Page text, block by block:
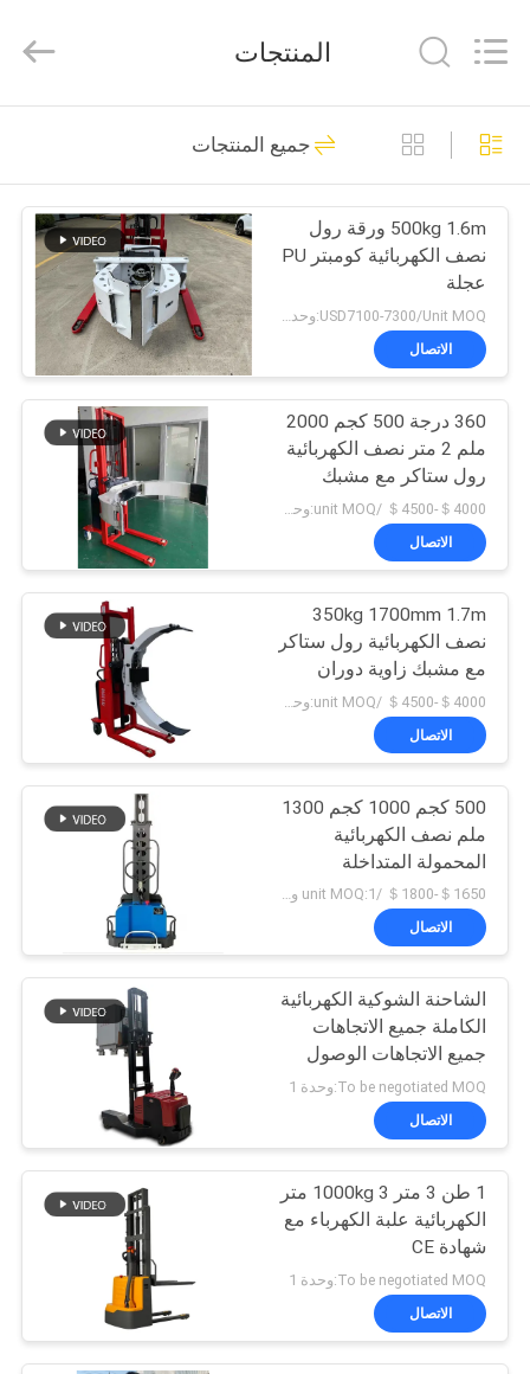
الصفحة
الرئيسية
منتجات
أشرطة
فيديو
معلومات
جولة
في
المعمل
مراقبة
الجودة
اتصل
أخبار
اطلب
اقتباس
خريطة
الموقع
PRIVACY
POLICY
Machinery
Co.,Ltd.
Reserved.
مكدس البليت
الكهربائي
145
مكدس البليت شبه
الكهربائي
29
رافعات البليت المعبئ
33
مكدس البليت اليدوي
11
شاحنة يدوية بمنصة
نقالة هيدروليكية
28
المنتجات
جميع المنتجات
500kg 1.6m ورقة رول
نصف الكهربائية كومبتر PU
عجلة
USD7100-7300/Unit MOQ:وحدة 1
الاتصال
360 درجة 500 كجم 2000
ملم 2 متر نصف الكهربائية
رول ستاكر مع مشبك
ومنظم الضغط
الاتصال
350kg 1700mm 1.7m
نصف الكهربائية رول ستاكر
مع مشبك زاوية دوران
مخصصة
الاتصال
500 كجم 1000 كجم 1300
ملم نصف الكهربائية
المحمولة المتداخلة
الشاحنة ذاتية التحميل
للاستخدام في الحاويات
＄1650-＄1800 /unit MOQ:1 وحدة
الاتصال
الشاحنة الشوكية الكهربائية
الكاملة جميع الاتجاهات
جميع الاتجاهات الوصول
المكدس 1000kg 2000kg
To be negotiated MOQ:وحدة 1
الاتصال
1 طن 3 متر 1000kg 3 متر
الكهربائية علبة الكهرباء مع
شهادة CE
To be negotiated MOQ:وحدة 1
الاتصال